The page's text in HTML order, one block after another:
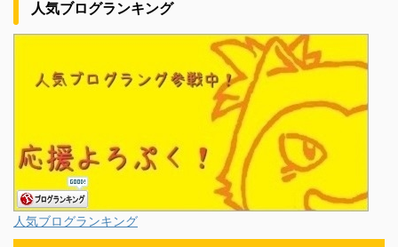
人気ブログランキング
人気ブログランキング